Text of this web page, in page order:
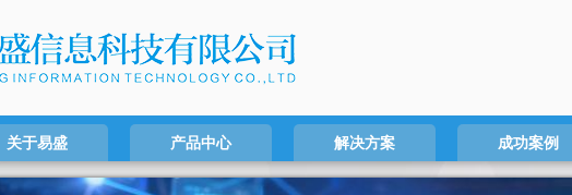
关于易盛 产品中心 解决方案 成功案例